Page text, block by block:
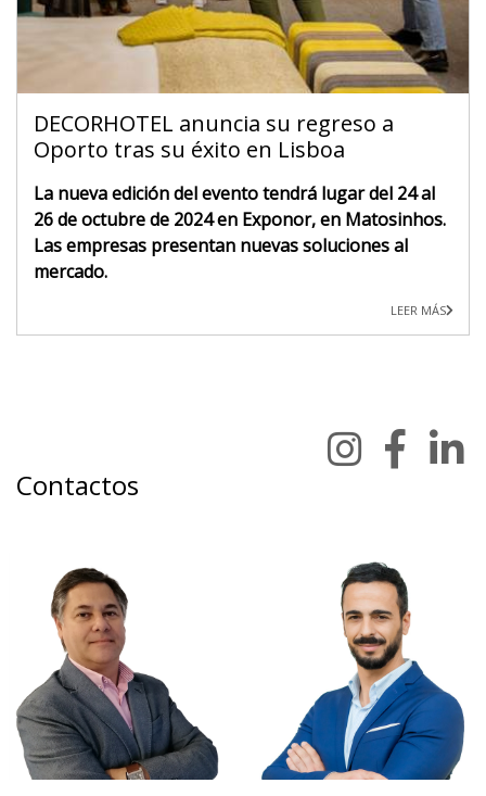
DECORHOTEL anuncia su regreso a
Oporto tras su éxito en Lisboa
La nueva edición del evento tendrá lugar del 24 al
26 de octubre de 2024 en Exponor, en Matosinhos.
Las empresas presentan nuevas soluciones al
mercado.
LEER MÁS
Contactos